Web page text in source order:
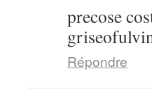
precose
Répondre